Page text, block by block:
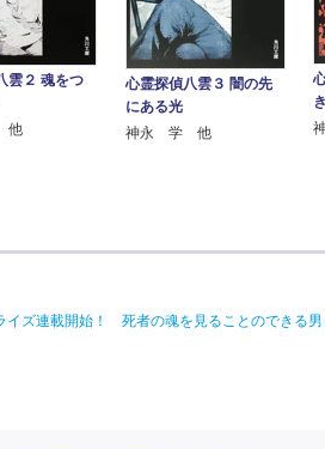
雲２ 魂をつ
他
心霊探偵八雲３ 闇の先
にある光
神永 学 他
イズ連載開始！ 死者の魂を見ることのでき